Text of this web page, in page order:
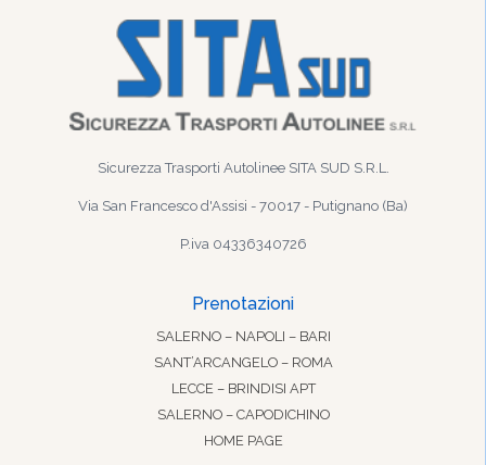
Sicurezza Trasporti Autolinee SITA SUD S.R.L.
Via San Francesco d'Assisi - 70017 - Putignano (Ba)
P.iva 04336340726
Prenotazioni
SALERNO – NAPOLI – BARI
SANT’ARCANGELO – ROMA
LECCE – BRINDISI APT
SALERNO – CAPODICHINO
HOME PAGE